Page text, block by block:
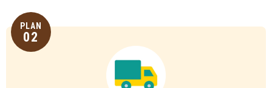
PLAN
02